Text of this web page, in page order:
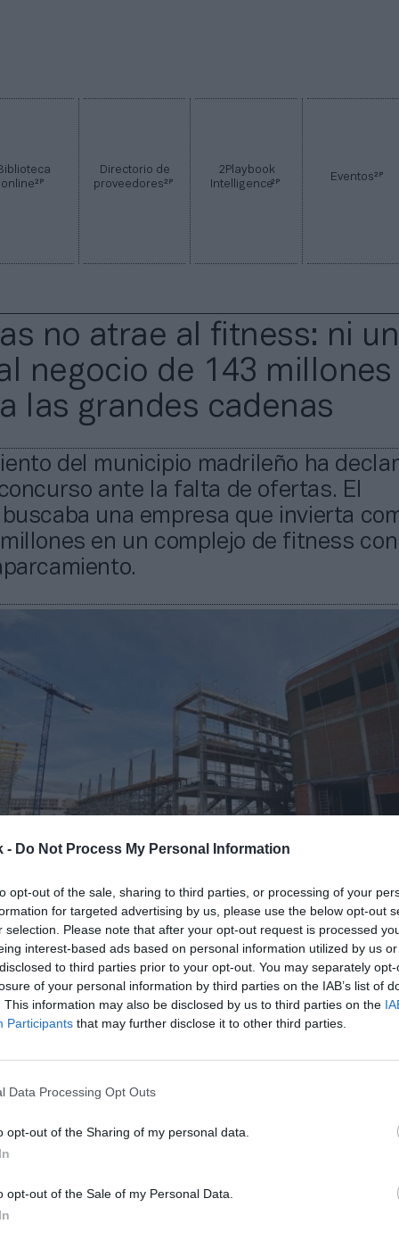
- Do Not Process My Personal Information
opt-out of the sale, sharing to third parties, or processing of your
for targeted advertising by us, please use the below opt-out
selection. Please note that after your opt-out request is processed
interest-based ads based on personal information utilized by us
to third parties prior to your opt-out. You may separately
of your personal information by third parties on the IAB’s list of
This information may also be disclosed by us to third parties on the
Participants that may further disclose it to other third parties.
Data Processing Opt Outs
opt-out of the Sharing of my personal data.
opt-out of the Sale of my Personal Data.
online2P
Directorio de
proveedores2P
2Playbook
Intelligence2P Eventos2P
no atrae al fitness: ni un
negocio de 143 millones
las grandes cadenas
del municipio madrileño ha
ante la falta de ofertas. El
una empresa que invierta
en un complejo de fitness con
13 de agosto de 2025
Guardar Me gusta
público de fitness en España vuelve a
el concurso para la construcción y gestión de